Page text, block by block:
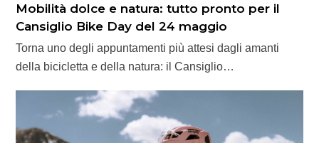
Mobilità dolce e natura: tutto pronto per il
Cansiglio Bike Day del 24 maggio
Torna uno degli appuntamenti più attesi dagli amanti
della bicicletta e della natura: il Cansiglio…